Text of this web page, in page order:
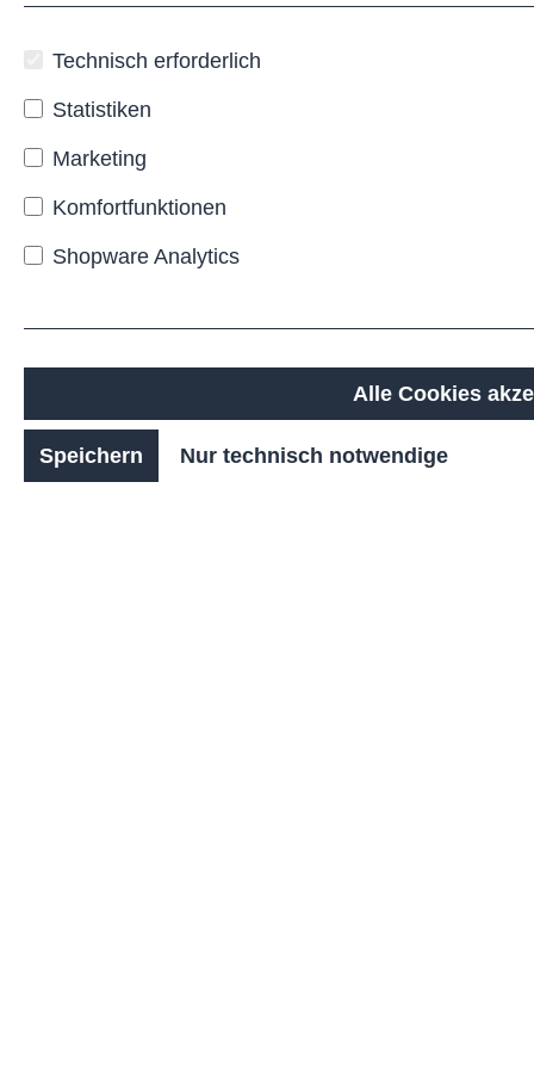
zur
ohne
Einsatz
unterschiedlichen
oder
Damit
ästhetisch
anspruchsvolle
Lösung
Technisch erforderlich
Statistiken
Marketing
Komfortfunktionen
Shopware Analytics
Alle Cookies
Speichern Nur technisch notwendige